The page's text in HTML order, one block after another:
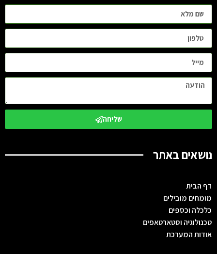
שליחה
נושאים באתר
דף הבית
מומחים מובילים
כלכלה וכספים
טכנולוגיה וסטארטאפים
אודות המערכת